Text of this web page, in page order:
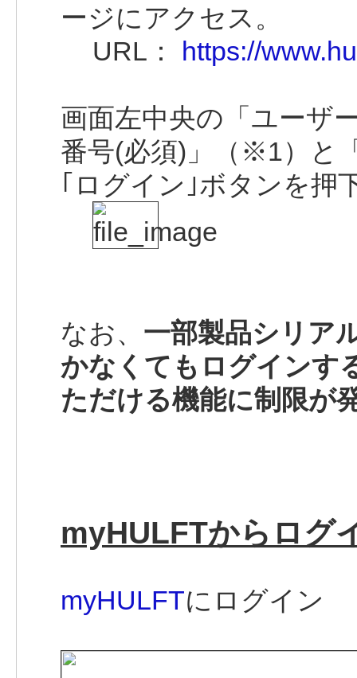
ージにアクセス。
URL： https://
画面左中央の「ユーザ
番号(必須)」（※1）と
｢ログイン｣ボタンを押
なお、 一部製品シリア
かなくてもログインす
ただける機能に制限が
myHULFTからログ
myHULFTにログイン